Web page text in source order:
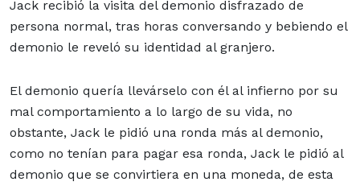
Jack recibió la visita del demonio disfrazado de
persona normal, tras horas conversando y bebiendo el
demonio le reveló su identidad al granjero.
El demonio quería llevárselo con él al infierno por su
mal comportamiento a lo largo de su vida, no
obstante, Jack le pidió una ronda más al demonio,
como no tenían para pagar esa ronda, Jack le pidió al
demonio que se convirtiera en una moneda, de esta